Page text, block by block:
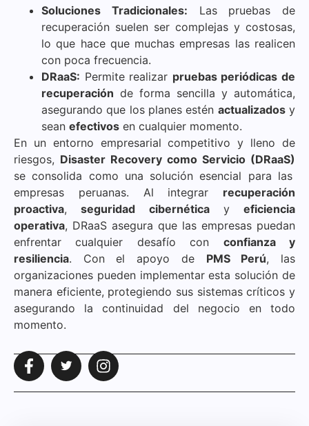
Soluciones Tradicionales: Las pruebas de
recuperación suelen ser complejas y costosas,
lo que hace que muchas empresas las realicen
con poca frecuencia.
DRaaS: Permite realizar pruebas periódicas de
recuperación de forma sencilla y automática,
asegurando que los planes estén actualizadosy
sean efectivos en cualquier momento.
En un entorno empresarial competitivo y lleno de
riesgos, Disaster Recovery como Servicio (DRaaS)
se consolida como una solución esencial para las
empresas peruanas. Al integrar recuperación
proactiva,seguridad cibernéticay eficiencia
operativa, DRaaS asegura que las empresas puedan
enfrentar cualquier desafío con confianza y
resiliencia. Con el apoyo de PMS Perú, las
organizaciones pueden implementar esta solución de
manera eficiente, protegiendo sus sistemas críticos y
asegurando la continuidad del negocio en todo
momento.